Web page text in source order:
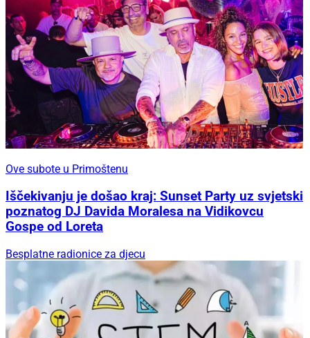
Ove subote u Primoštenu
Iščekivanju je došao kraj: Sunset Party uz svjetski
poznatog DJ Davida Moralesa na Vidikovcu
Gospe od Loreta
Besplatne radionice za djecu